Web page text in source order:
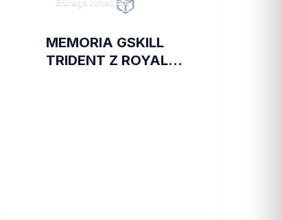
Entrega inmediata
MEMORIA GSKILL
TRIDENT Z ROYAL